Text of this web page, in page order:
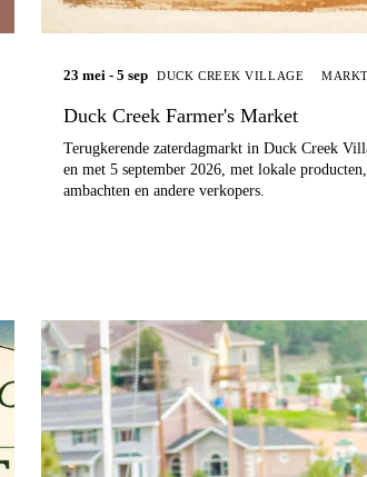
23 mei - 5 sep DUCK CREEK VILLAGE MARKT
Duck Creek Farmer's Market
Terugkerende zaterdagmarkt in Duck Creek
en met 5 september 2026, met lokale
ambachten en andere verkopers.